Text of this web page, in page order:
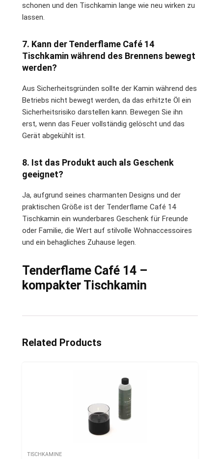
schonen und den Tischkamin lange wie neu wirken zu
lassen.
7. Kann der Tenderflame Café 14
Tischkamin während des Brennens bewegt
werden?
Aus Sicherheitsgründen sollte der Kamin während des
Betriebs nicht bewegt werden, da das erhitzte Öl ein
Sicherheitsrisiko darstellen kann. Bewegen Sie ihn
erst, wenn das Feuer vollständig gelöscht und das
Gerät abgekühlt ist.
8. Ist das Produkt auch als Geschenk
geeignet?
Ja, aufgrund seines charmanten Designs und der
praktischen Größe ist der Tenderflame Café 14
Tischkamin ein wunderbares Geschenk für Freunde
oder Familie, die Wert auf stilvolle Wohnaccessoires
und ein behagliches Zuhause legen.
Tenderflame Café 14 –
kompakter Tischkamin
Related Products
TISCHKAMINE